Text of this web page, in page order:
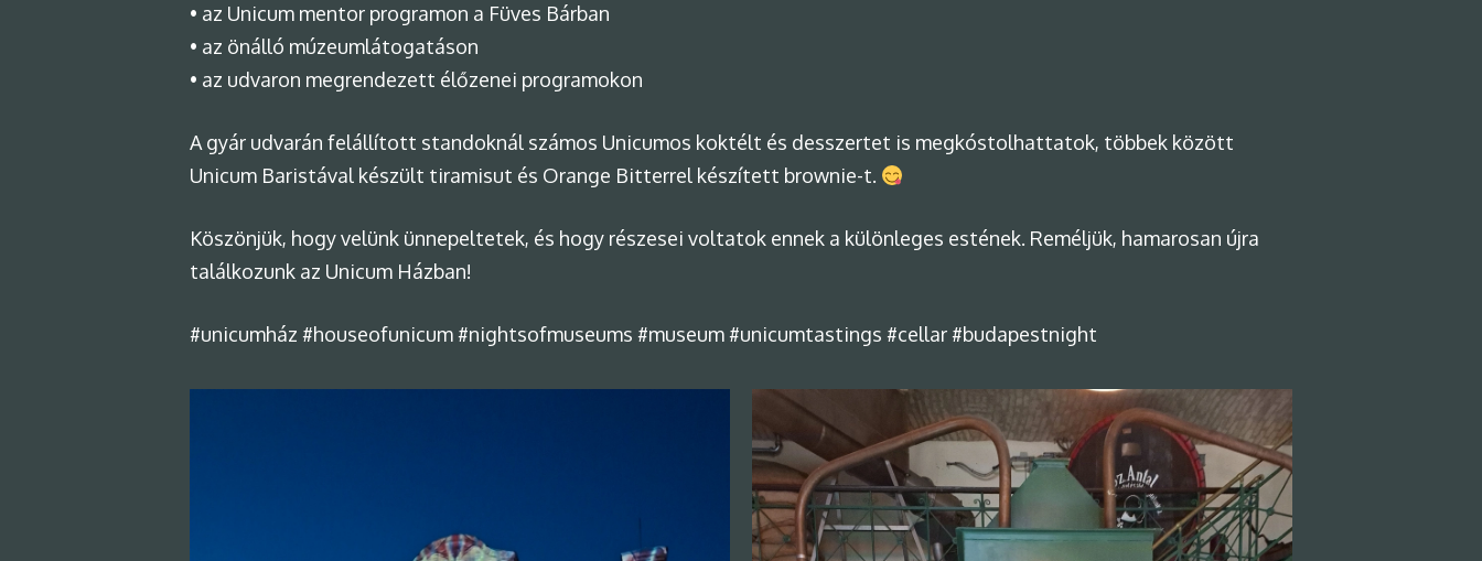
• az Unicum mentor programon a Füves Bárban
• az önálló múzeumlátogatáson
• az udvaron megrendezett élőzenei programokon
A gyár udvarán felállított standoknál számos Unicumos koktélt és desszertet is megkóstolhattatok, többek között
Unicum Baristával készült tiramisut és Orange Bitterrel készített brownie-t.
Köszönjük, hogy velünk ünnepeltetek, és hogy részesei voltatok ennek a különleges estének. Reméljük, hamarosan újra
találkozunk az Unicum Házban!
#unicumház #houseofunicum #nightsofmuseums #museum #unicumtastings #cellar #budapestnight